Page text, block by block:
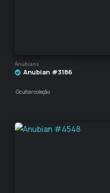
Anubians
Anubian #3186
Ocultar coleção